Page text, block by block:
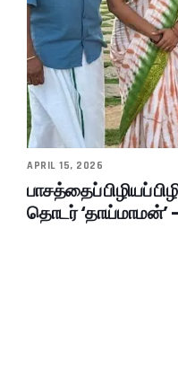
APRIL 15, 2026
பாசத்தைப் பிழியப்
தொடர் ‘தாய்மாமன்’ –